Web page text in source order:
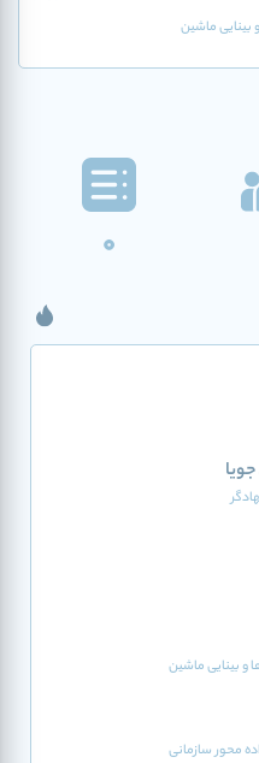
بینایی ماشین
0
و بینایی ماشین
محور سازمانی